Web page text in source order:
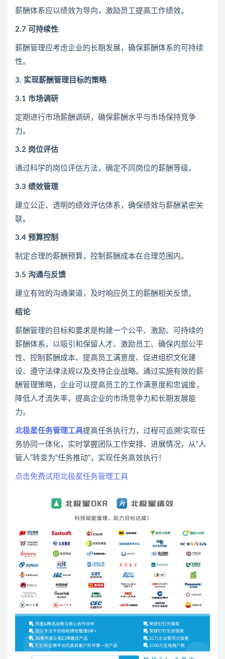
薪酬体系应以绩效为导向，激励员工提高工作绩效。
2.7 可持续性
薪酬管理应考虑企业的长期发展，确保薪酬体系的可持续
性。
3. 实现薪酬管理目标的策略
3.1 市场调研
定期进行市场薪酬调研，确保薪酬水平与市场保持竞争
力。
3.2 岗位评估
通过科学的岗位评估方法，确定不同岗位的薪酬等级。
3.3 绩效管理
建立公正、透明的绩效评估体系，确保绩效与薪酬紧密关
联。
3.4 预算控制
制定合理的薪酬预算，控制薪酬成本在合理范围内。
3.5 沟通与反馈
建立有效的沟通渠道，及时响应员工的薪酬相关反馈。
结论
薪酬管理的目标和要求是构建一个公平、激励、可持续的
薪酬体系，以吸引和保留人才、激励员工、确保内部公平
性、控制薪酬成本、提高员工满意度、促进组织文化建
设、遵守法律法规以及支持企业战略。通过实施有效的薪
酬管理策略，企业可以提高员工的工作满意度和忠诚度，
降低人才流失率，提高企业的市场竞争力和长期发展能
力。
北极星任务管理工具提高任务执行力，过程可追溯!实现任
务协同一体化，实时掌握团队工作安排、进展情况，从“人
管人”转变为“任务推动”，实现任务高效执行！
点击免费试用北极星任务管理工具